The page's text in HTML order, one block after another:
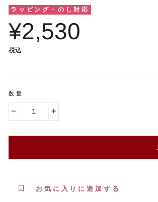
ラッピング・のし対応
¥2,530
税込
数量
お気に入りに追加する